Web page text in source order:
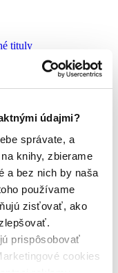
údajmi?
správate, a
knihy, zbierame
a bez nich by naša
používame
zisťovať, ako
prispôsobovať
cookies
tituly
dostupná (bez
- výborný stav
čítaná - mierne
titulov)čítané verzie